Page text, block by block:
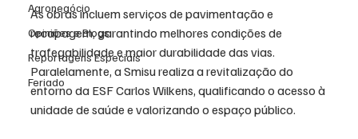
Agronegócio
Opiniões e Blogs
Reportagens Especiais
Feriado
As obras incluem serviços de pavimentação e
recapagem, garantindo melhores condições de
trafegabilidade e maior durabilidade das vias.
Paralelamente, a Smisu realiza a revitalização do
entorno da ESF Carlos Wilkens, qualificando o acesso à
unidade de saúde e valorizando o espaço público.